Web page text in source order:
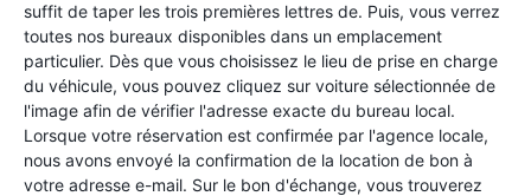
suffit de taper les trois premières lettres de. Puis, vous verrez
toutes nos bureaux disponibles dans un emplacement
particulier. Dès que vous choisissez le lieu de prise en charge
du véhicule, vous pouvez cliquez sur voiture sélectionnée de
l'image afin de vérifier l'adresse exacte du bureau local.
Lorsque votre réservation est confirmée par l'agence locale,
nous avons envoyé la confirmation de la location de bon à
votre adresse e-mail. Sur le bon d'échange, vous trouverez